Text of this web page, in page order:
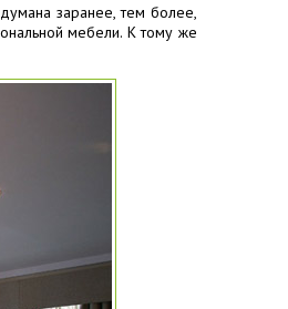
заранее, тем более,
мебели. К тому же